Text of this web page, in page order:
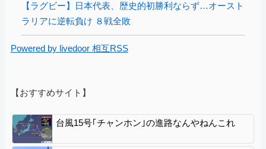
【ラグビー】日本代表、歴史的初勝利ならず…オースト
ラリアに逆転負け ８戦全敗
Powered by livedoor 相互RSS
【おすすめサイト】
台風15号｢チャンホン｣の進路なんやねんこれ